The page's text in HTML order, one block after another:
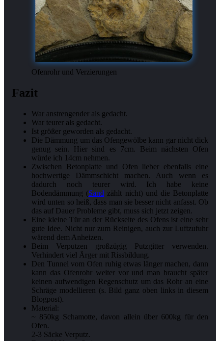
Ofenrohr und Verzierungen
Fazit
War anstrengender als gedacht.
War teurer als gedacht.
Ist größer geworden als gedacht.
Die Dämmung um das Ofengewölbe kann gar nicht dick
genug sein. Hier sind es 7cm. Beim nächsten Ofen
würde ich 14cm nehmen.
Zwischen Betonplatte und Ofen lieber ebenfalls eine
hochwertige Dämmschicht machen. Auch wenn es
dadurch noch teurer wird. Ich habe keine
Bodendämmung (Sand zählt nicht) und die Betonplatte
wird unten so heiß, dass man sie besser nicht anfasst. Ob
das auf Dauer Probleme gibt, muss sich jetzt zeigen.
Eine kleine Tür an der Rückseite des Ofens ist eine sehr
gute Idee. Nicht nur zum Reinigen, auch zur Luftzufuhr
wärend dem Anheizen.
Beim Verputzen großzügig Putzgitter verwenden.
Verhindert viel Ärger mit Rissbildung.
Den Tunnel vom Ofen ruhig etwas länger machen, dann
kann das Ofenrohr weiter vor und man braucht später
keinen aufwendigen Regenschutz um das Rohr an eine
Schräge modellieren (s. Bild ganz oben links in diesem
Blogpost).
Material:
~ 850kg Schamotte, davon allein über 600kg für den
Ofen.
2-3 Säcke Verputz.